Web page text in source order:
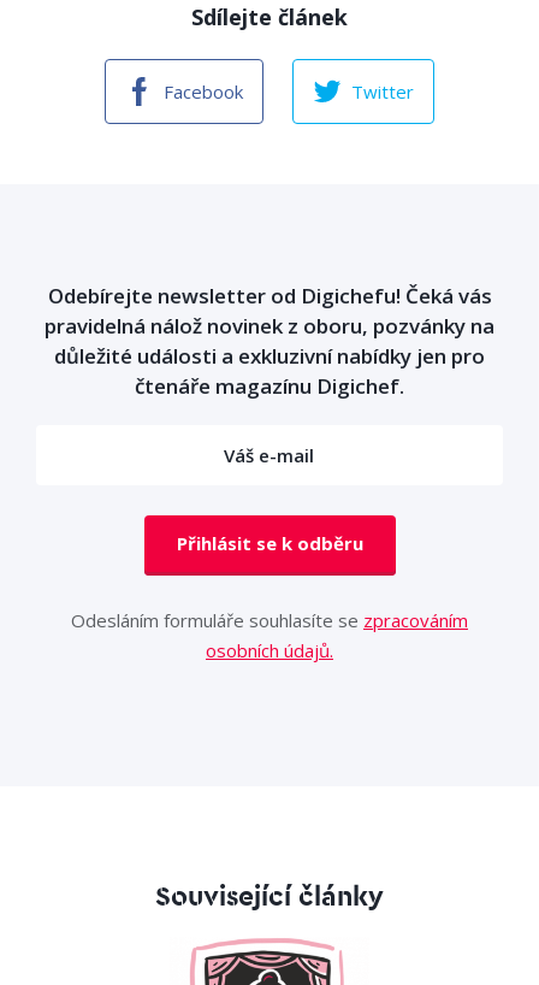
Sdílejte článek
Facebook Twitter
Odebírejte newsletter od Digichefu! Čeká vás
pravidelná nálož novinek z oboru, pozvánky na
důležité události a exkluzivní nabídky jen pro
čtenáře magazínu Digichef.
Přihlásit se k odběru
Odesláním formuláře souhlasíte se zpracováním
osobních údajů.
Související články